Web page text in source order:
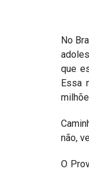
No
que
Essa
não,
O